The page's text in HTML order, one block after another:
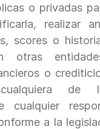
o privadas
realizar
scores o
otras
o
de
cualquier
a la